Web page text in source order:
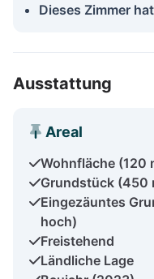
Dieses Zimmer
Ausstattung
Areal
Wohnfläche (120
Grundstück (450
Eingezäuntes
hoch)
Freistehend
Ländliche Lage